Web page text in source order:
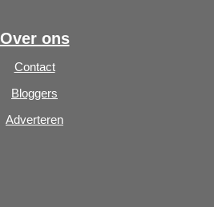
Over ons
Contact
Bloggers
Adverteren